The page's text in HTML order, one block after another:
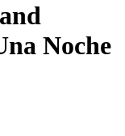
Noche